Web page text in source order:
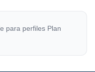
para perfiles Plan